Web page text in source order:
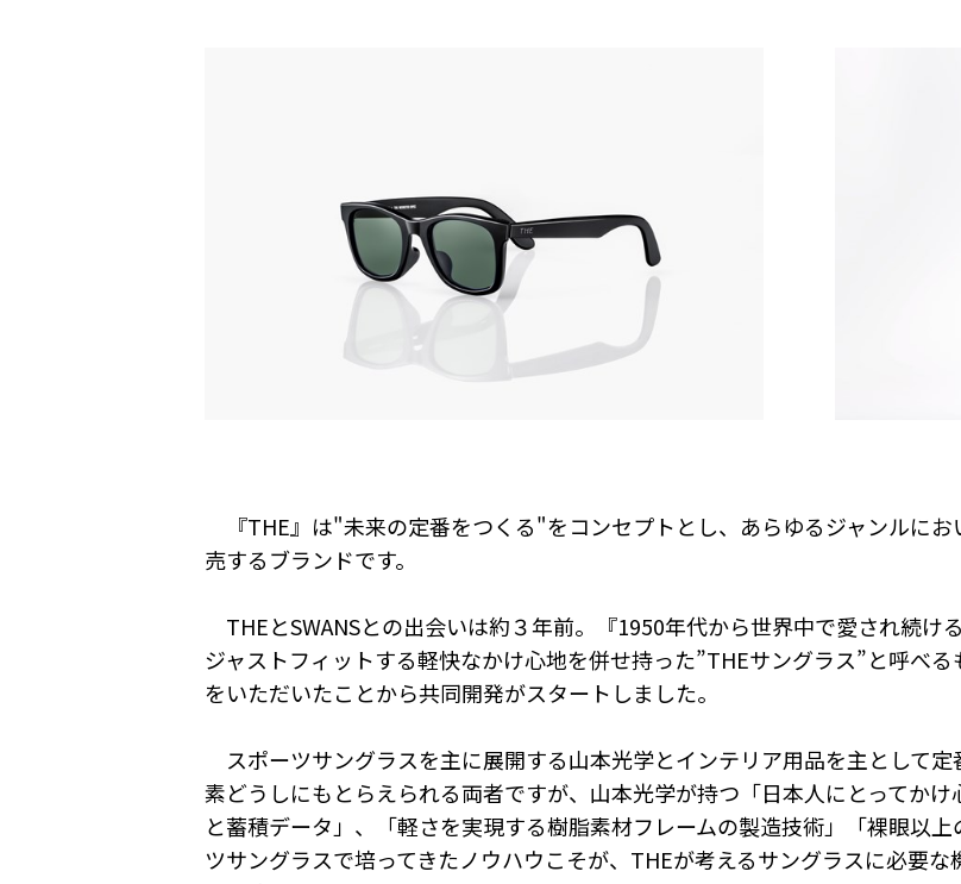
『THE』は"未来の定番をつくる"をコンセプトとし、あらゆるジャンルに
売するブランドです。
THEとSWANSとの出会いは約３年前。『1950年代から世界中で愛され続け
ジャストフィットする軽快なかけ心地を併せ持った”THEサングラス”と呼べ
をいただいたことから共同開発がスタートしました。
スポーツサングラスを主に展開する山本光学とインテリア用品を主として
素どうしにもとらえられる両者ですが、山本光学が持つ「日本人にとってか
と蓄積データ」、「軽さを実現する樹脂素材フレームの製造技術」「裸眼以
ツサングラスで培ってきたノウハウこそが、THEが考えるサングラスに必要